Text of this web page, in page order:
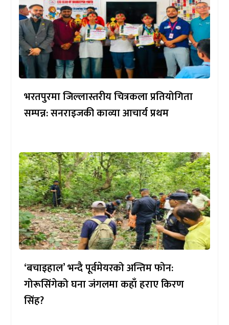
भरतपुरमा जिल्लास्तरीय चित्रकला प्रतियोगिता
सम्पन्न: सनराइजकी काव्या आचार्य प्रथम
‘बचाइहाल’ भन्दै पूर्वमेयरको अन्तिम फोन:
गोरूसिंगेको घना जंगलमा कहाँ हराए किरण
सिंह?